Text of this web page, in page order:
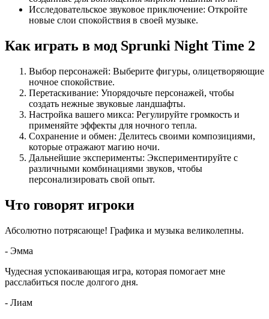
Исследовательское звуковое приключение: Откройте
новые слои спокойствия в своей музыке.
Как играть в мод Sprunki Night Time 2
Выбор персонажей: Выберите фигуры, олицетворяющие
ночное спокойствие.
Перетаскивание: Упорядочьте персонажей, чтобы
создать нежные звуковые ландшафты.
Настройка вашего микса: Регулируйте громкость и
применяйте эффекты для ночного тепла.
Сохранение и обмен: Делитесь своими композициями,
которые отражают магию ночи.
Дальнейшие эксперименты: Экспериментируйте с
различными комбинациями звуков, чтобы
персонализировать свой опыт.
Что говорят игроки
Абсолютно потрясающе! Графика и музыка великолепны.
- Эмма
Чудесная успокаивающая игра, которая помогает мне
расслабиться после долгого дня.
- Лиам